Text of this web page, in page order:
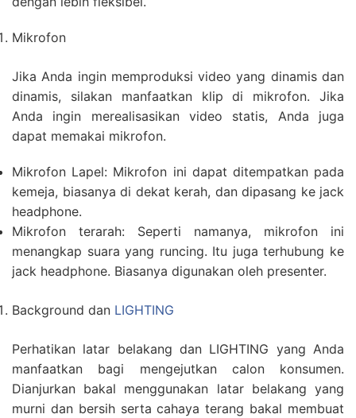
Mikrofon
Jika Anda ingin memproduksi video yang dinamis dan
dinamis, silakan manfaatkan klip di mikrofon. Jika
Anda ingin merealisasikan video statis, Anda juga
dapat memakai mikrofon.
Mikrofon Lapel: Mikrofon ini dapat ditempatkan pada
kemeja, biasanya di dekat kerah, dan dipasang ke jack
headphone.
Mikrofon terarah: Seperti namanya, mikrofon ini
menangkap suara yang runcing. Itu juga terhubung ke
jack headphone. Biasanya digunakan oleh presenter.
Background dan LIGHTING
Perhatikan latar belakang dan LIGHTING yang Anda
manfaatkan bagi mengejutkan calon konsumen.
Dianjurkan bakal menggunakan latar belakang yang
murni dan bersih serta cahaya terang bakal membuat